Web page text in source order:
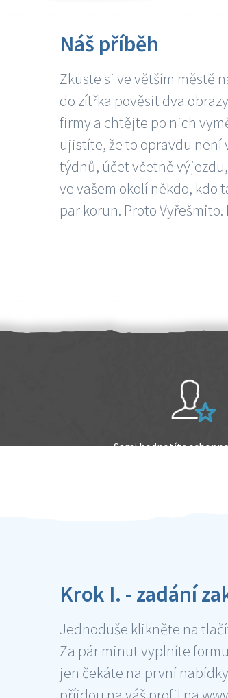
Náš příběh
Zkuste si ve větším městě
do zítřka pověsit dva
firmy a chtějte po nich
ujistíte, že to opravdu
týdnů, účet včetně
ve vašem okolí někdo, kdo
par korun. Proto
Sami hodnotíte
Krok I. - zadání
Jednoduše klikněte na
Za pár minut vyplníte
jen čekáte na první